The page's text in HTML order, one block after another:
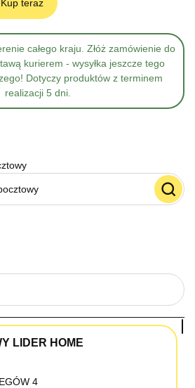
Kup teraz
całego kraju. Złóż zamówienie do
kurierem - wysyłka jeszcze tego
Dotyczy produktów z terminem
realizacji 5 dni.
LIDER HOME
4